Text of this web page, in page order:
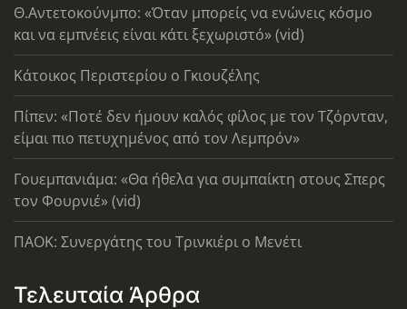
Θ.Αντετοκούνμπο: «Όταν μπορείς να ενώνεις κόσμο
και να εμπνέεις είναι κάτι ξεχωριστό» (vid)
Κάτοικος Περιστερίου ο Γκιουζέλης
Πίπεν: «Ποτέ δεν ήμουν καλός φίλος με τον Τζόρνταν,
είμαι πιο πετυχημένος από τον Λεμπρόν»
Γουεμπανιάμα: «Θα ήθελα για συμπαίκτη στους Σπερς
τον Φουρνιέ» (vid)
ΠΑΟΚ: Συνεργάτης του Τρινκιέρι ο Μενέτι
Τελευταία Άρθρα